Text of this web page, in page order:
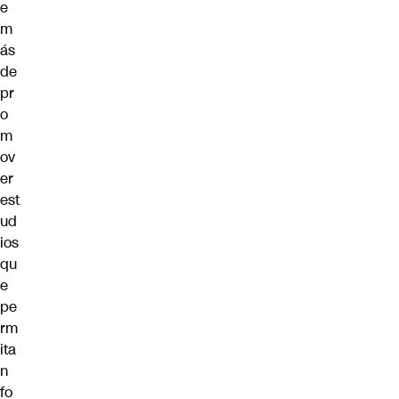
e
m
ás
de
pr
o
m
ov
er
est
ud
ios
qu
e
pe
rm
ita
n
fo